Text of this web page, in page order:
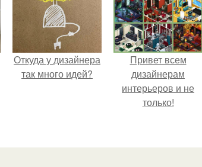
Откуда у дизайнера
так много идей?
Привет всем
дизайнерам
интерьеров и не
только!